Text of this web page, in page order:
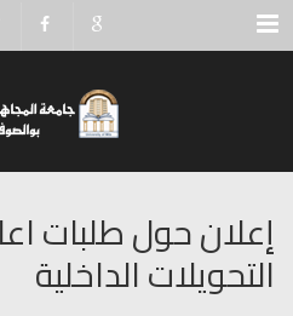
Menu
إعلان حول طلبات
التحويلات الداخلية